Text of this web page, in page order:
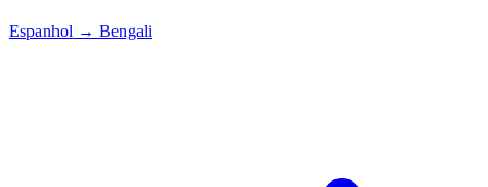
Espanhol → Bengali